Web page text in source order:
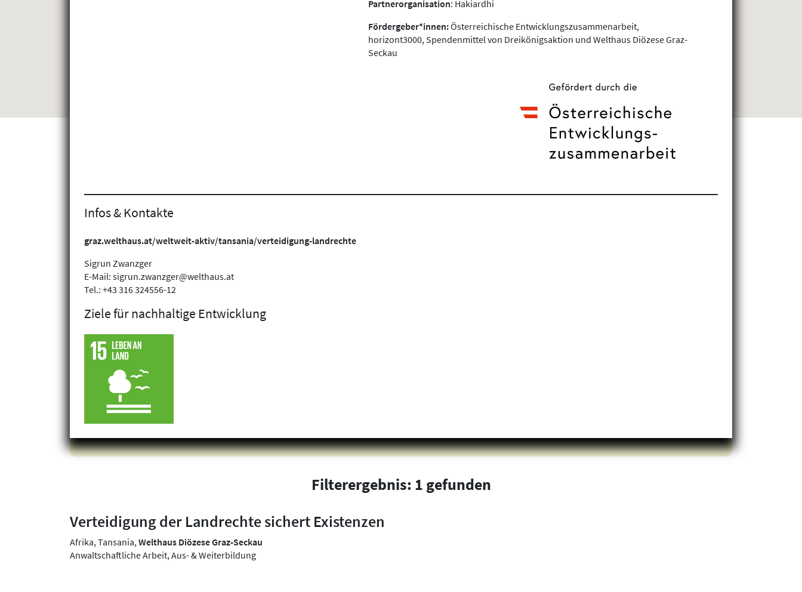
Geschlechtergerechtigkeit
Inklusion
Filterergebnis: 1 gefunden
Verteidigung der Landrechte sichert Existenzen
Afrika, Tansania,Welthaus Diözese Graz-Seckau
Anwaltschaftliche Arbeit, Aus- & Weiterbildung
Partnerorganisation: Hakiardhi
Fördergeber*innen:Österreichische Entwicklungszusammenarbeit,
horizont3000, Spendenmittel von Dreikönigsaktion und Welthaus Diözese Graz-
Seckau
Infos & Kontakte
graz.welthaus.at/weltweit-aktiv/tansania/verteidigung-landrechte
Sigrun Zwanzger
E-Mail: sigrun.zwanzger@welthaus.at
Tel.: +43 316 324556-12
Ziele für nachhaltige Entwicklung